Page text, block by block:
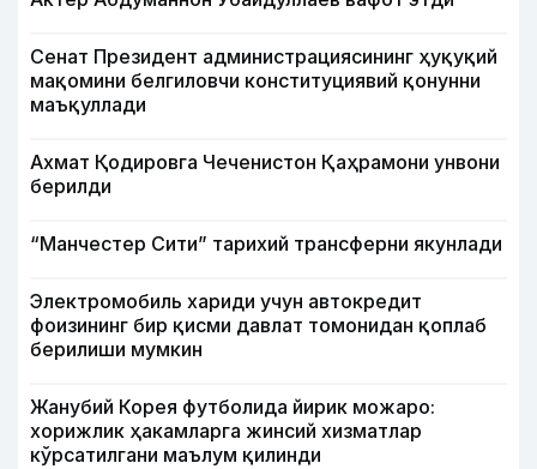
Сенат Президент администрациясининг ҳуқуқий
мақомини белгиловчи конституциявий қонунни
маъқуллади
Ахмат Қодировга Чеченистон Қаҳрамони унвони
берилди
“Манчестер Сити” тарихий трансферни якунлади
Электромобиль хариди учун автокредит
фоизининг бир қисми давлат томонидан қоплаб
берилиши мумкин
Жанубий Корея футболида йирик можаро:
хорижлик ҳакамларга жинсий хизматлар
кўрсатилгани маълум қилинди